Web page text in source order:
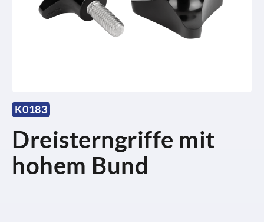
K0183
Dreisterngriffe mit
hohem Bund